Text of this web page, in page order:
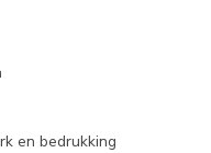
en bedrukking